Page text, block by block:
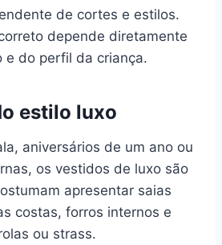
de cortes e estilos.
depende diretamente
e do perfil da criança.
estilo luxo
aniversários de um ano ou
os vestidos de luxo são
apresentar saias
costas, forros internos e
ou strass.